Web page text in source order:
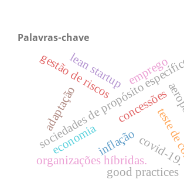
Palavras-chave
covid-
concessões
sociedades de propósito
organizações híbridas.
gestão de riscos
lean startup
adaptação
economia
good practices
emprego
inflação